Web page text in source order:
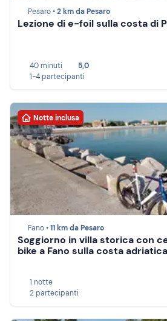
Pesaro •2 km da Pesaro
Lezione di e-foil sulla costa di
40 minuti
5,0
1-4 partecipanti
Notte inclusa
Fano •11 km da Pesaro
Soggiorno in villa storica con
bike a Fano sulla costa adriatica
1 notte
2 partecipanti